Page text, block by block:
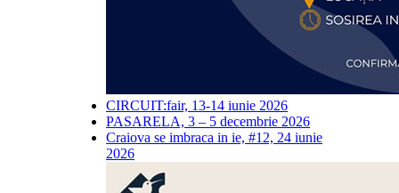
CIRCUIT:fair, 13-14 iunie 2026
PASARELA, 3 – 5 decembrie 2026
Craiova se imbraca in ie, #12, 24 iunie
2026